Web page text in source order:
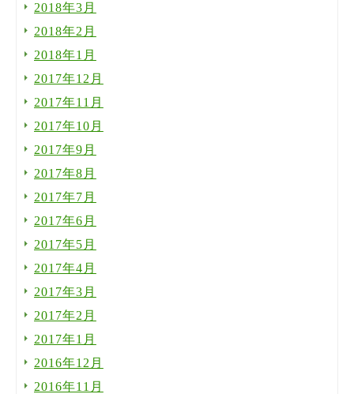
2018年3月
2018年2月
2018年1月
2017年12月
2017年11月
2017年10月
2017年9月
2017年8月
2017年7月
2017年6月
2017年5月
2017年4月
2017年3月
2017年2月
2017年1月
2016年12月
2016年11月